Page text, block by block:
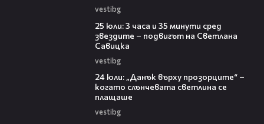
vestibg
25 юли: 3 часа и 35 минути сред
звездите – подвигът на Светлана
Савицка
vestibg
24 юли: „Данък върху прозорците“ –
когато слънчевата светлина се
плащаше
vestibg